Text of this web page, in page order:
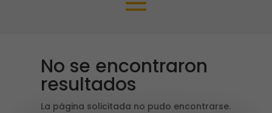
No se encontraron
resultados
La página solicitada no pudo encontrarse.